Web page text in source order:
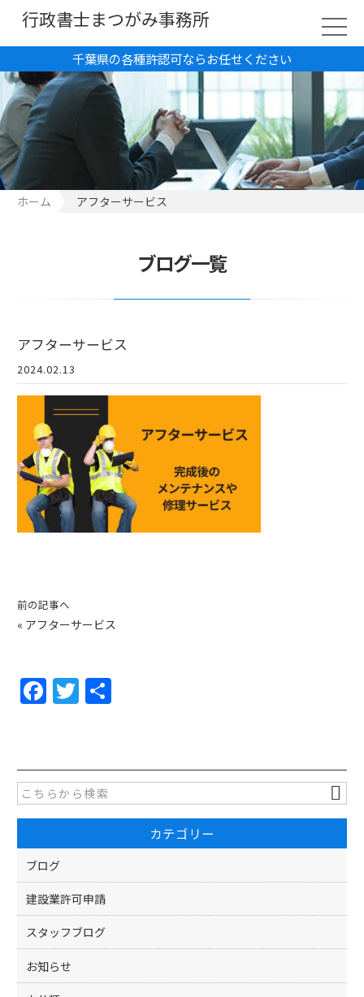
千葉県の各種許認可ならお任せください
行政書士まつがみ事務所
ホーム アフターサービス
ブログ一覧
アフターサービス
2024.02.13
前の記事へ
« アフターサービス
F
e
b
o
o
k
T
er
カテゴリー
ブログ
建設業許可申請
スタッフブログ
お知らせ